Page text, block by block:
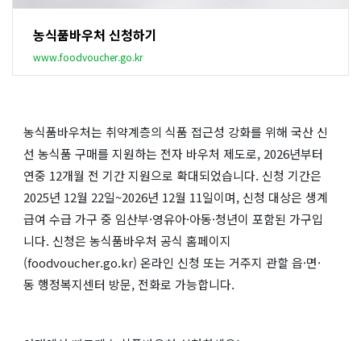
농식품바우처 신청하기
www.foodvoucher.go.kr
농식품바우처는 취약계층의 식품 접근성 강화를 위해 국산 신
선 농식품 구매를 지원하는 전자 바우처 제도로, 2026년부터
연중 12개월 전 기간 지원으로 확대되었습니다. 신청 기간은
2025년 12월 22일~2026년 12월 11일이며, 신청 대상은 생계
급여 수급 가구 중 임산부·영유아·아동·청년이 포함된 가구입
니다. 신청은 농식품바우처 공식 홈페이지
(foodvoucher.go.kr) 온라인 신청 또는 거주지 관할 읍·면·
동 행정복지센터 방문, 전화로 가능합니다.